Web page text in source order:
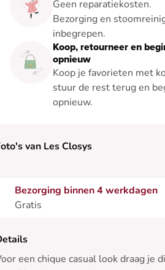
Geen reparatiekosten.
Bezorging en
inbegrepen.
Koop, retourneer en
opnieuw
Koop je favorieten met
stuur de rest terug en
opnieuw.
van Les Closys
Bezorging binnen 4 werkdagen
Gratis
een chique casual look draag je